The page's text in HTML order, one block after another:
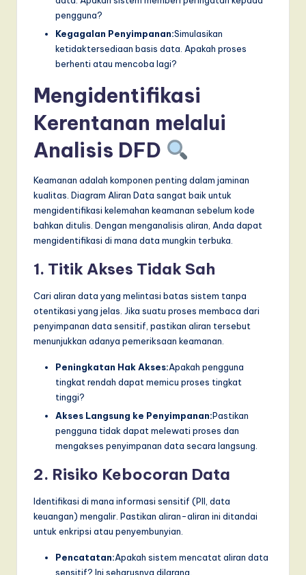
pengguna?
Kegagalan Penyimpanan:Simulasikan
ketidaktersediaan basis data. Apakah proses
berhenti atau mencoba lagi?
Mengidentifikasi
Kerentanan melalui
Analisis DFD
Keamanan adalah komponen penting dalam jaminan
kualitas. Diagram Aliran Data sangat baik untuk
mengidentifikasi kelemahan keamanan sebelum kode
bahkan ditulis. Dengan menganalisis aliran, Anda dapat
mengidentifikasi di mana data mungkin terbuka.
1. Titik Akses Tidak Sah
Cari aliran data yang melintasi batas sistem tanpa
otentikasi yang jelas. Jika suatu proses membaca dari
penyimpanan data sensitif, pastikan aliran tersebut
menunjukkan adanya pemeriksaan keamanan.
Peningkatan Hak Akses:Apakah pengguna
tingkat rendah dapat memicu proses tingkat
tinggi?
Akses Langsung ke Penyimpanan:Pastikan
pengguna tidak dapat melewati proses dan
mengakses penyimpanan data secara langsung.
2. Risiko Kebocoran Data
Identifikasi di mana informasi sensitif (PII, data
keuangan) mengalir. Pastikan aliran-aliran ini ditandai
untuk enkripsi atau penyembunyian.
Pencatatan:Apakah sistem mencatat aliran data
sensitif? Ini seharusnya dilarang.